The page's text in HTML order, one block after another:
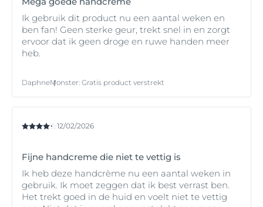
Ik gebruik dit product nu een aantal weken en
ben fan! Geen sterke geur, trekt snel in en zorgt
ervoor dat ik geen droge en ruwe handen meer
heb.
DaphneMonster: Gratis product verstrekt
12/02/2026
Fijne handcreme die niet te vettig is
Ik heb deze handcrème nu een aantal weken in
gebruik. Ik moet zeggen dat ik best verrast ben.
Het trekt goed in de huid en voelt niet te vettig